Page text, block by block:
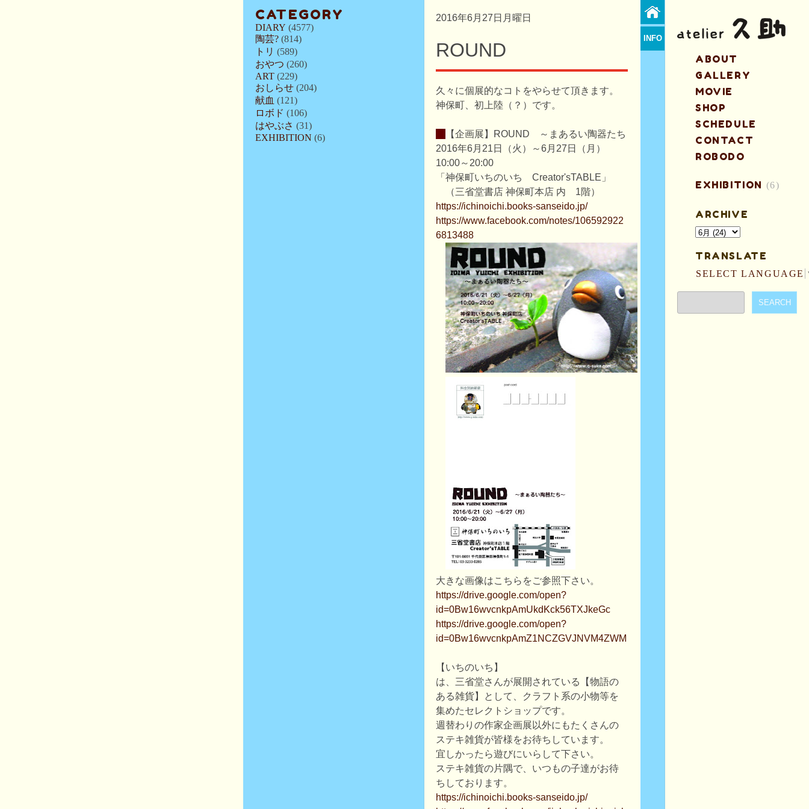
CATEGORY
DIARY (4577)
陶芸? (814)
トリ (589)
おやつ (260)
ART (229)
おしらせ (204)
献血 (121)
ロボド (106)
はやぶさ (31)
EXHIBITION (6)
2016年6月27日月曜日
ROUND
久々に個展的なコトをやらせて頂きます。
神保町、初上陸（？）です。
【企画展】ROUND ～まあるい陶器たち
2016年6月21日（火）～6月27日（月）
10:00～20:00
「神保町いちのいち Creator'sTABLE」
（三省堂書店 神保町本店 内 1階）
https://ichinoichi.books-sanseido.jp/
https://www.facebook.com/notes/106592922
6813488
大きな画像はこちらをご参照下さい。
https://drive.google.com/open?
id=0Bw16wvcnkpAmUkdKck56TXJkeGc
https://drive.google.com/open?
id=0Bw16wvcnkpAmZ1NCZGVJNVM4ZWM
【いちのいち】
は、三省堂さんが展開されている【物語の
ある雑貨】として、クラフト系の小物等を
集めたセレクトショップです。
週替わりの作家企画展以外にもたくさんの
ステキ雑貨が皆様をお待ちしています。
宜しかったら遊びにいらして下さい。
ステキ雑貨の片隅で、いつもの子達がお待
ちしております。
https://ichinoichi.books-sanseido.jp/
INFO
ABOUT
GALLERY
MOVIE
SHOP
SCHEDULE
CONTACT
ROBODO
EXHIBITION (6)
ARCHIVE
TRANSLATE
SELECT LANGUAGE